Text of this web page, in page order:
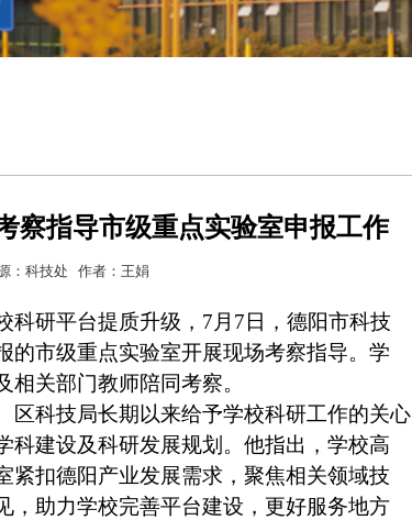
察指导市级重点实验室申报工作
：科技处 作者：王娟
科研平台提质升级，7月7日，德阳市科技
的市级重点实验室开展现场考察指导。学
关部门教师陪同考察。
区科技局长期以来给予学校科研工作的关心
科建设及科研发展规划。他指出，学校高
紧扣德阳产业发展需求，聚焦相关领域技
，助力学校完善平台建设，更好服务地方